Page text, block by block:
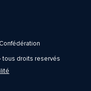
tous droits reservés